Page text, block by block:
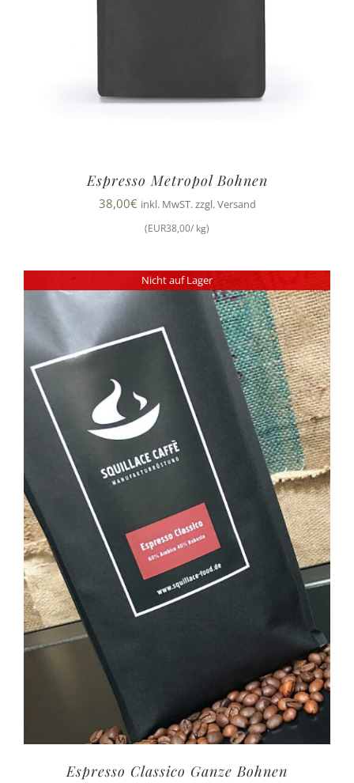
Espresso Metropol Bohnen
38,00€ inkl. MwST. zzgl. Versand
(EUR38,00/ kg)
Nicht auf Lager
Espresso Classico Ganze Bohnen